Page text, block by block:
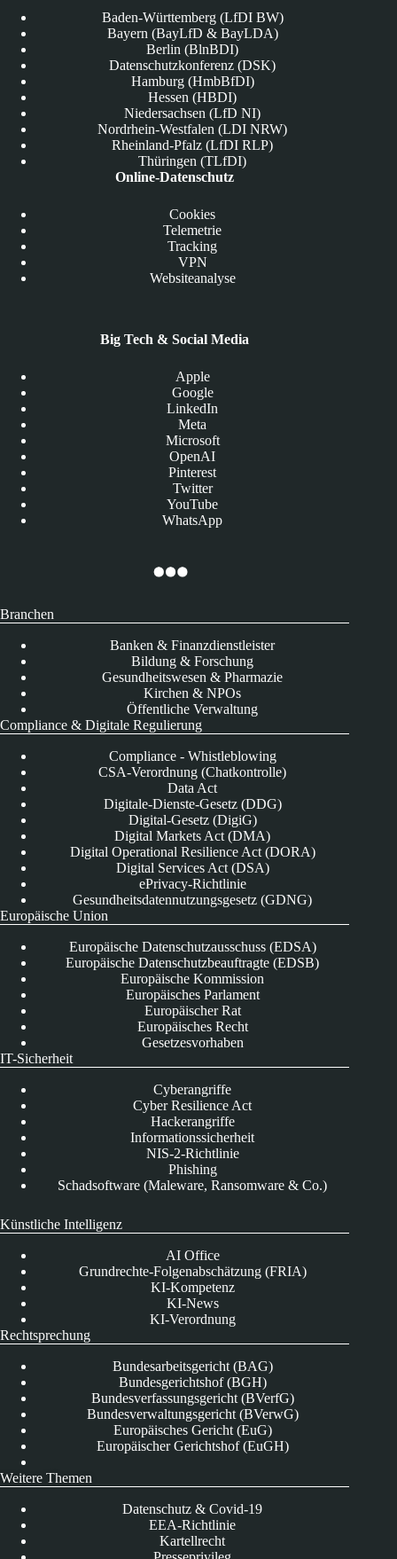
Baden-Württemberg (LfDI BW)
Bayern (BayLfD & BayLDA)
Berlin (BlnBDI)
Datenschutzkonferenz (DSK)
Hamburg (HmbBfDI)
Hessen (HBDI)
Niedersachsen (LfD NI)
Nordrhein-Westfalen (LDI NRW)
Rheinland-Pfalz (LfDI RLP)
Thüringen (TLfDI)
Online-Datenschutz
Cookies
Telemetrie
Tracking
VPN
Websiteanalyse
Big Tech & Social Media
Apple
Google
LinkedIn
Meta
Microsoft
OpenAI
Pinterest
Twitter
YouTube
WhatsApp
Branchen
Banken & Finanzdienstleister
Bildung & Forschung
Gesundheitswesen & Pharmazie
Kirchen & NPOs
Öffentliche Verwaltung
Compliance & Digitale Regulierung
Compliance - Whistleblowing
CSA-Verordnung (Chatkontrolle)
Data Act
Digitale-Dienste-Gesetz (DDG)
Digital-Gesetz (DigiG)
Digital Markets Act (DMA)
Digital Operational Resilience Act (DORA)
Digital Services Act (DSA)
ePrivacy-Richtlinie
Gesundheitsdatennutzungsgesetz (GDNG)
Europäische Union
Europäische Datenschutzausschuss (EDSA)
Europäische Datenschutzbeauftragte (EDSB)
Europäische Kommission
Europäisches Parlament
Europäischer Rat
Europäisches Recht
Gesetzesvorhaben
IT-Sicherheit
Cyberangriffe
Cyber Resilience Act
Hackerangriffe
Informationssicherheit
NIS-2-Richtlinie
Phishing
Schadsoftware (Maleware, Ransomware & Co.)
Künstliche Intelligenz
AI Office
Grundrechte-Folgenabschätzung (FRIA)
KI-Kompetenz
KI-News
KI-Verordnung
Rechtsprechung
Bundesarbeitsgericht (BAG)
Bundesgerichtshof (BGH)
Bundesverfassungsgericht (BVerfG)
Bundesverwaltungsgericht (BVerwG)
Europäisches Gericht (EuG)
Europäischer Gerichtshof (EuGH)
Weitere Themen
Datenschutz & Covid-19
EEA-Richtlinie
Kartellrecht